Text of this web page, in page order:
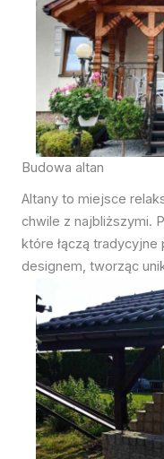
Budowa altan
Altany to miejsce
chwile z najbliższymi.
które łączą
designem, tworząc